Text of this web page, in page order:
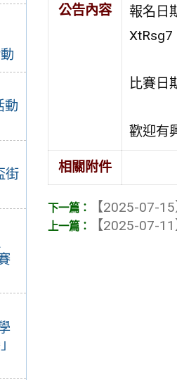
動
街
公告內容
報名日
XtRsg7
比賽日
歡迎有
相關附件
【2025-07-15
【2025-07-